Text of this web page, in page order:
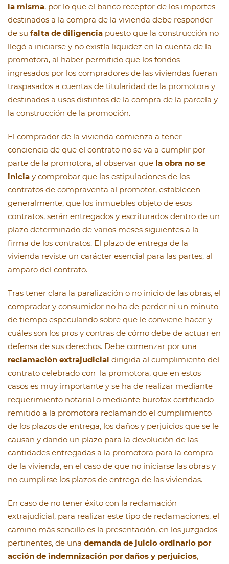
la misma, por lo que el banco receptor de los importes
destinados a la compra de la vivienda debe responder
de su falta de diligencia puesto que la construcción no
llegó a iniciarse y no existía liquidez en la cuenta de la
promotora, al haber permitido que los fondos
ingresados por los compradores de las viviendas fueran
traspasados a cuentas de titularidad de la promotora y
destinados a usos distintos de la compra de la parcela y
la construcción de la promoción.
El comprador de la vivienda comienza a tener
conciencia de que el contrato no se va a cumplir por
parte de la promotora, al observar que la obra no se
inicia y comprobar que las estipulaciones de los
contratos de compraventa al promotor, establecen
generalmente, que los inmuebles objeto de esos
contratos, serán entregados y escriturados dentro de un
plazo determinado de varios meses siguientes a la
firma de los contratos. El plazo de entrega de la
vivienda reviste un carácter esencial para las partes, al
amparo del contrato.
Tras tener clara la paralización o no inicio de las obras, el
comprador y consumidor no ha de perder ni un minuto
de tiempo especulando sobre que le conviene hacer y
cuáles son los pros y contras de cómo debe de actuar en
defensa de sus derechos. Debe comenzar por una
reclamación extrajudicial dirigida al cumplimiento del
contrato celebrado con la promotora, que en estos
casos es muy importante y se ha de realizar mediante
requerimiento notarial o mediante burofax certificado
remitido a la promotora reclamando el cumplimiento
de los plazos de entrega, los daños y perjuicios que se le
causan y dando un plazo para la devolución de las
cantidades entregadas a la promotora para la compra
de la vivienda, en el caso de que no iniciarse las obras y
no cumplirse los plazos de entrega de las viviendas.
En caso de no tener éxito con la reclamación
extrajudicial, para realizar este tipo de reclamaciones, el
camino más sencillo es la presentación, en los juzgados
pertinentes, de una demanda de juicio ordinario por
acción de indemnización por daños y perjuicios,